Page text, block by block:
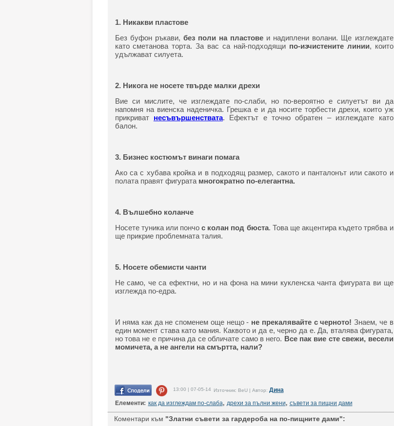
1. Никакви пластове
Без буфон ръкави, без поли на пластове и надиплени волани. Ще изглеждате
като сметанова торта. За вас са най-подходящи по-изчистените линии, които
удължават силуета.
2. Никога не носете твърде малки дрехи
Вие си мислите, че изглеждате по-слаби, но по-вероятно е силуетът ви да
напомня на виенска наденичка. Грешка е и да носите торбести дрехи, които уж
прикриват несъвършенствата. Ефектът е точно обратен – изглеждате като
балон.
3. Бизнес костюмът винаги помага
Ако са с хубава кройка и в подходящ размер, сакото и панталонът или сакото и
полата правят фигурата многократно по-елегантна.
4. Вълшебно коланче
Носете туника или пончос колан под бюста. Това ще акцентира където трябва и
ще прикрие проблемната талия.
5. Носете обемисти чанти
Не само, че са ефектни, но и на фона на мини кукленска чанта фигурата ви ще
изглежда по-едра.
И няма как да не споменем още нещо - не прекалявайте с черното! Знаем, че в
един момент става като мания. Каквото и да е, черно да е. Да, вталява фигурата,
но това не е причина да се обличате само в него. Все пак вие сте свежи, весели
момичета, а не ангели на смъртта, нали?
13:00 | 07-05-14 Източник: BeU | Автор: Дина
Елементи: как да изглеждам по-слаба, дрехи за пълни жени, съвети за пищни дами
Коментари към "Златни съвети за гардероба на по-пищните дами":